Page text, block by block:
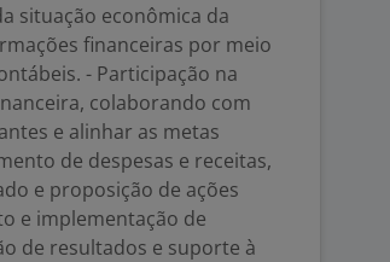
situação econômica da
financeiras por meio
- Participação na
colaborando com
e alinhar as metas
de despesas e receitas,
e proposição de ações
e implementação de
de resultados e suporte à